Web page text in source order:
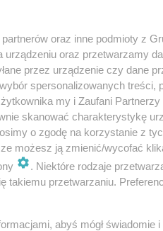
oraz inne podmioty z
urządzeniu oraz przetwarzamy
przez urządzenie czy dane
spersonalizowanych treści,
my i Zaufani
skanować charakterystykę
o zgodę na korzystanie z
możesz ją zmienić/wycofać
. Niektóre rodzaje
takiemu przetwarzaniu.
abyś mógł